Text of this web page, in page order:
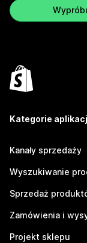
Kategorie
Kanały sprzedaży
Wyszukiwanie
Sprzedaż
Zamówienia i
Projekt sklepu